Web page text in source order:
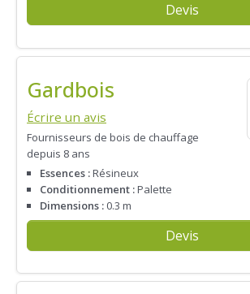
Devis
Gardbois
Écrire un avis
Fournisseurs de bois de chauffage
depuis 8 ans
Essences :Résineux
Conditionnement :Palette
Dimensions : 0.3 m
Devis